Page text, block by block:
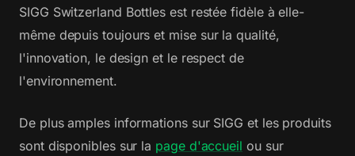
SIGG Switzerland Bottles est restée fidèle à elle-
même depuis toujours et mise sur la qualité,
l'innovation, le design et le respect de
l'environnement.
De plus amples informations sur SIGG et les produits
sont disponibles sur la page d'accueil ou sur